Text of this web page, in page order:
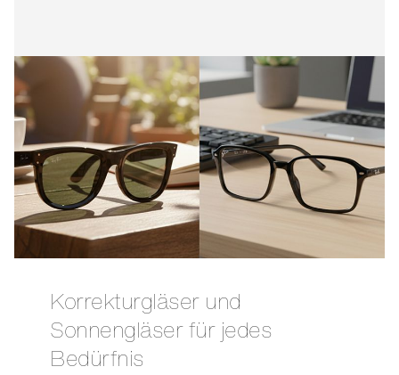
Korrekturgläser und
Sonnengläser für jedes
Bedürfnis